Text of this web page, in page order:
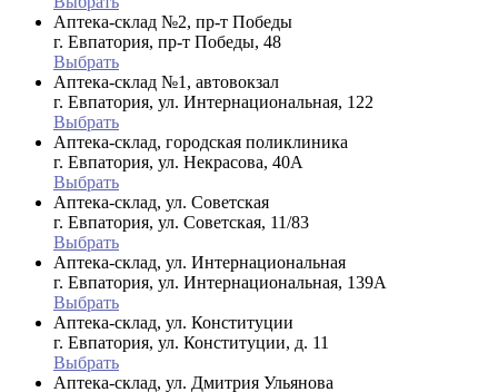
Аптека-склад №2, пр-т Победы
г. Евпатория, пр-т Победы, 48
Выбрать
Аптека-склад №1, автовокзал
г. Евпатория, ул. Интернациональная, 122
Выбрать
Аптека-склад, городская поликлиника
г. Евпатория, ул. Некрасова, 40A
Выбрать
Аптека-склад, ул. Советская
г. Евпатория, ул. Советская, 11/83
Выбрать
Аптека-склад, ул. Интернациональная
г. Евпатория, ул. Интернациональная, 139А
Выбрать
Аптека-склад, ул. Конституции
г. Евпатория, ул. Конституции, д. 11
Выбрать
Аптека-склад, ул. Дмитрия Ульянова